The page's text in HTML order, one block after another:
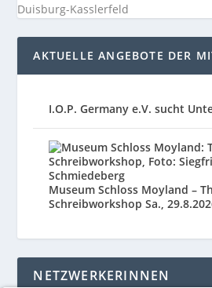
Duisburg-Kasslerfeld
AKTUELLE ANGEBOTE DER
I.O.P. Germany e.V. sucht
Museum Schloss Moyland –
Schreibworkshop Sa.,
NETZWERKERINNEN